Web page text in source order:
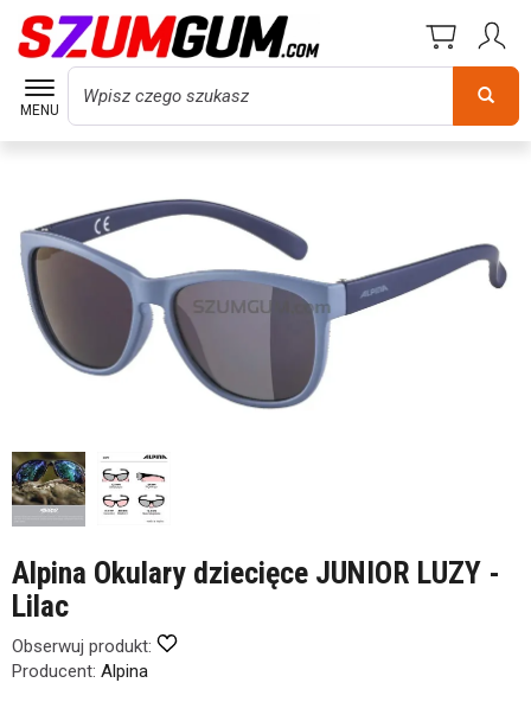
MENU
Wyszukaj
Alpina Okulary dziecięce JUNIOR LUZY -
Lilac
Obserwuj produkt:
Producent: Alpina